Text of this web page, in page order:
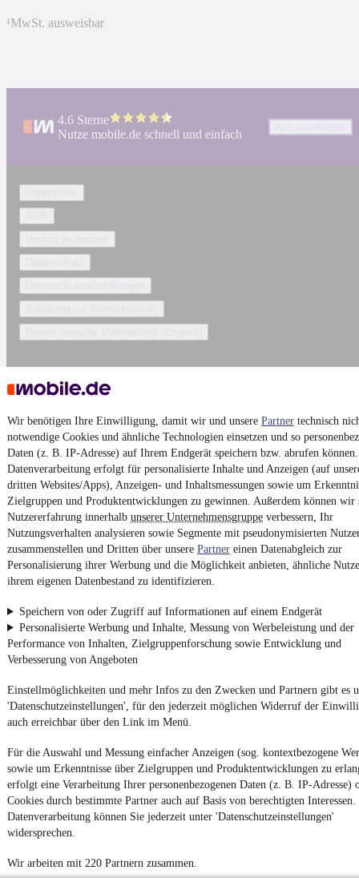
Wir benötigen Ihre Einwilligung, damit wir und unsere Partner technisch
notwendige Cookies und ähnliche Technologien einsetzen und so
Daten (z. B. IP-Adresse) auf Ihrem Endgerät speichern bzw. abrufen
Datenverarbeitung erfolgt für personalisierte Inhalte und Anzeigen (auf
dritten Websites/Apps), Anzeigen- und Inhaltsmessungen sowie um
Zielgruppen und Produktentwicklungen zu gewinnen. Außerdem können wir
Nutzererfahrung innerhalb unserer Unternehmensgruppe verbessern, Ihr
Nutzungsverhalten analysieren sowie Segmente mit pseudonymisierten
zusammenstellen und Dritten über unsere Partner einen Datenabgleich zur
Personalisierung ihrer Werbung und die Möglichkeit anbieten, ähnliche
ihrem eigenen Datenbestand zu identifizieren.
Speichern von oder Zugriff auf Informationen auf einem Endgerät
Personalisierte Werbung und Inhalte, Messung von Werbeleistung und der
Performance von Inhalten, Zielgruppenforschung sowie Entwicklung und
Verbesserung von Angeboten
Einstellmöglichkeiten und mehr Infos zu den Zwecken und Partnern gibt es
'Datenschutzeinstellungen', für den jederzeit möglichen Widerruf der
auch erreichbar über den Link im Menü.
Für die Auswahl und Messung einfacher Anzeigen (sog. kontextbezogene
sowie um Erkenntnisse über Zielgruppen und Produktentwicklungen zu
erfolgt eine Verarbeitung Ihrer personenbezogenen Daten (z. B. IP-Adresse)
Cookies durch bestimmte Partner auch auf Basis von berechtigten Interessen.
Datenverarbeitung können Sie jederzeit unter 'Datenschutzeinstellungen'
widersprechen.
Wir arbeiten mit 220 Partnern zusammen.
¹MwSt. ausweisbar
4.6 Sterne
Nutze mobile.de schnell und einfach
ObNeuwagen,GebrauchtwagenoderLeasing-Angebote: Alle
Fahrzeuge gibt es bei mobile.de